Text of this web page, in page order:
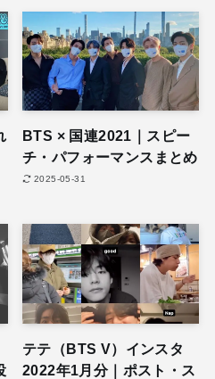
BTS × 国連2021｜スピー
チ・パフォーマンスまとめ
2025-05-31
テテ（BTS V）インスタ
2022年1月分｜ポスト・ス